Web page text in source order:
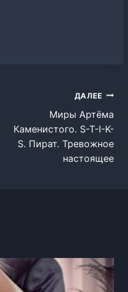
ДАЛЕЕ
Миры Артёма
Каменистого. S-T-I-K-
S. Пират. Тревожное
настоящее